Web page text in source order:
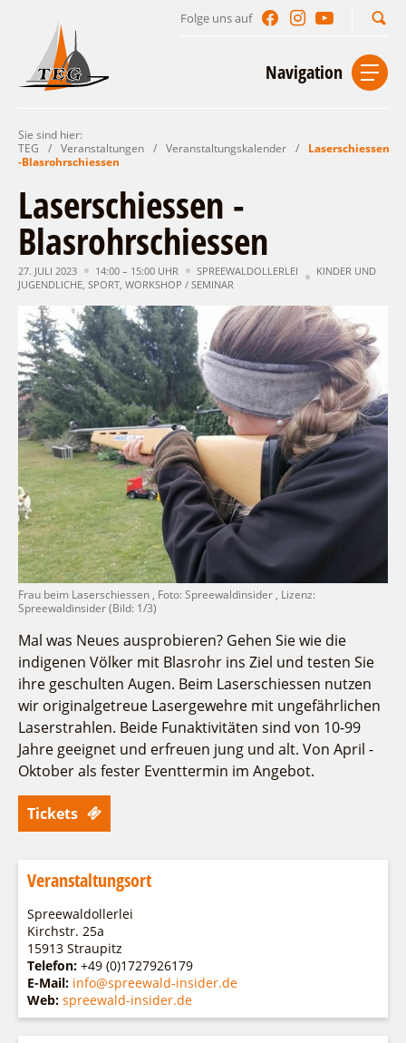
Folge uns auf
Navigation
Start Kontakt
Urlaub im Leichhardt Land
Reisegebiet
Lieblingsorte
Freizeit und Erholung
Auf & im Wasser
Per Rad
Zu Fuß
Aktiverlebnisse
Einkaufen
Sehenswertes
Naturlehrpfad Ludwig Leichhardt
Buchbare Angebote
Individuell
Gruppen
Touristinformationen
Fremdenverkehrsvereine
Ludwig Leichhardt
Kahnfahrten
Fahrgastschiff
Unterkünfte finden
Gastgeberverzeichnis
Gastronomie
Camping
Ferienhaus- und Campingpark „Ludwig
Leichhardt“
Spreewälder Seecamping
Campingplatz am Mochowsee
Campingplatz Jessern
Veranstaltungen
Veranstaltungskalender
Veranstaltungshöhepunkte
Wirtschaftsförderung
Regionalentwicklung
SPOT
Bürgerbus
Naturwelt Lieberoser Heide
Q-Gemeinde Schwielochsee
Staatlich anerkannter Erholungsort Goyatz
Mein Brandenburg – Infostelen
Unternehmensbetreuung
ILB
WFG
Service
Über uns
Team
Aktuelles
Infomaterial
Sie sind hier:
TEG
/ Veranstaltungen / Veranstaltungskalender /
Laserschiessen
-Blasrohrschiessen
Laserschiessen -
Blasrohrschiessen
27. JULI 2023 14:00 – 15:00 UHR SPREEWALDOLLERLEI
KINDER UND
JUGENDLICHE, SPORT, WORKSHOP / SEMINAR
Frau beim Laserschiessen , Foto: Spreewaldinsider , Lizenz:
Spreewaldinsider (Bild: 1/3)
Mal was Neues ausprobieren? Gehen Sie wie die
indigenen Völker mit Blasrohr ins Ziel und testen Sie
ihre geschulten Augen. Beim Laserschiessen nutzen
wir originalgetreue Lasergewehre mit ungefährlichen
Laserstrahlen. Beide Funaktivitäten sind von 10-99
Jahre geeignet und erfreuen jung und alt. Von April -
Oktober als fester Eventtermin im Angebot.
Tickets
Veranstaltungsort
Spreewaldollerlei
Kirchstr. 25a
15913 Straupitz
Telefon: +49 (0)1727926179
E-Mail: info@spreewald-insider.de
Web: spreewald-insider.de